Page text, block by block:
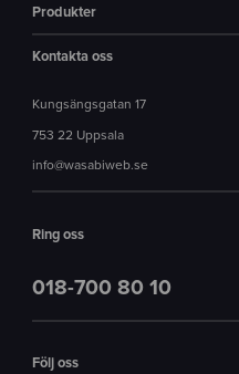
Produkter
Kontakta oss
Kungsängsgatan 17
753 22 Uppsala
info@wasabiweb.se
Ring oss
018-700 80 10
Följ oss